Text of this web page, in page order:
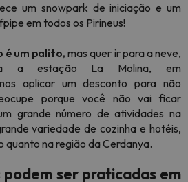
um snowpark de iniciação e um
em todos os Pirineus!
é um palito, mas quer ir para a neve,
a estação La Molina, em
aplicar um desconto para não
porque você não vai ficar
grande número de atividades na
variedade de cozinha e hotéis,
na região da Cerdanya.
podem ser praticadas em